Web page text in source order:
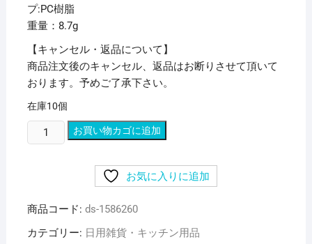
プ:PC樹脂
重量：8.7g
【キャンセル・返品について】
商品注文後のキャンセル、返品はお断りさせて頂いて
おります。予めご了承下さい。
在庫10個
と
鉛
筆
お買い物カゴに追加
お気に入りに追加
商品コード: ds-1586260
カテゴリー: 日用雑貨・キッチン用品